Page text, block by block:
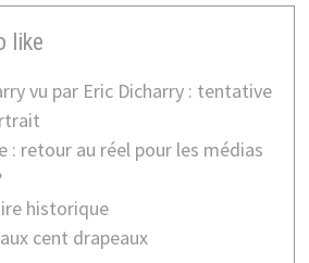
like
vu par Eric Dicharry : tentative
: retour au réel pour les médias
historique
cent drapeaux